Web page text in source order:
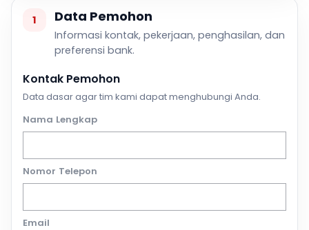
1 Data Pemohon
Informasi kontak, pekerjaan, penghasilan, dan
preferensi bank.
Kontak Pemohon
Data dasar agar tim kami dapat menghubungi Anda.
Nama Lengkap
Nomor Telepon
Email